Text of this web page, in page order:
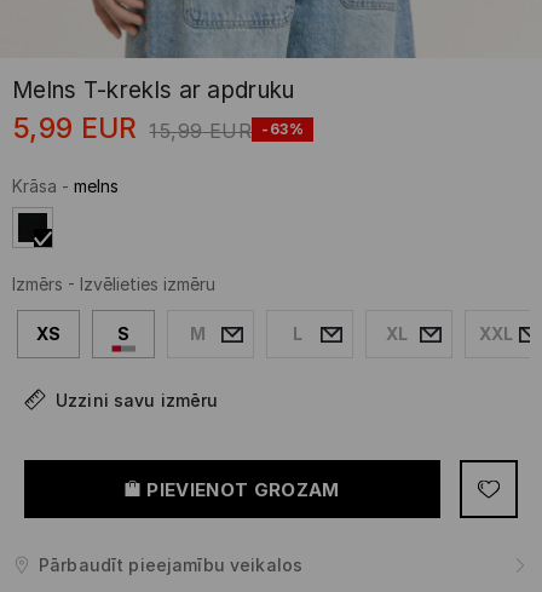
Melns T-krekls ar apdruku
5,99 EUR 15,99 EUR -63%
Krāsa - melns
Izmērs - Izvēlieties izmēru
XS S M L XL XXL
Uzzini savu izmēru
PIEVIENOT GROZAM
Pārbaudīt pieejamību veikalos